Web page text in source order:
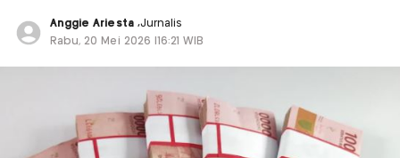
Anggie Ariesta ,Jurnalis
Rabu, 20 Mei 2026 |16:21 WIB